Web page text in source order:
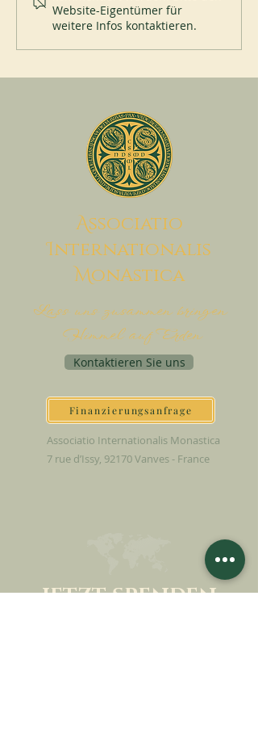
Website-Eigentümer für
weitere Infos kontaktieren.
Associatio
Internationalis
MonAstica
Lass uns zusammen bringen
Himmel auf Erden
Kontaktieren Sie uns
Finanzierungsanfrage
Associatio Internationalis Monastica
7 rue d’Issy, 92170 Vanves - France
JETZT SPENDEN